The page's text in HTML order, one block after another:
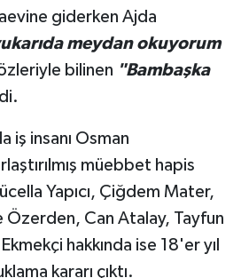
giderken Ajda
meydan okuyorum
bilinen "Bambaşka
iş insanı Osman
müebbet hapis
Yapıcı, Çiğdem Mater,
Özerden, Can Atalay, Tayfun
hakkında ise 18'er yıl
kararı çıktı.